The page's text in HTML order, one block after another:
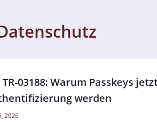
TR-03188: Warum Passkeys
werden
2026